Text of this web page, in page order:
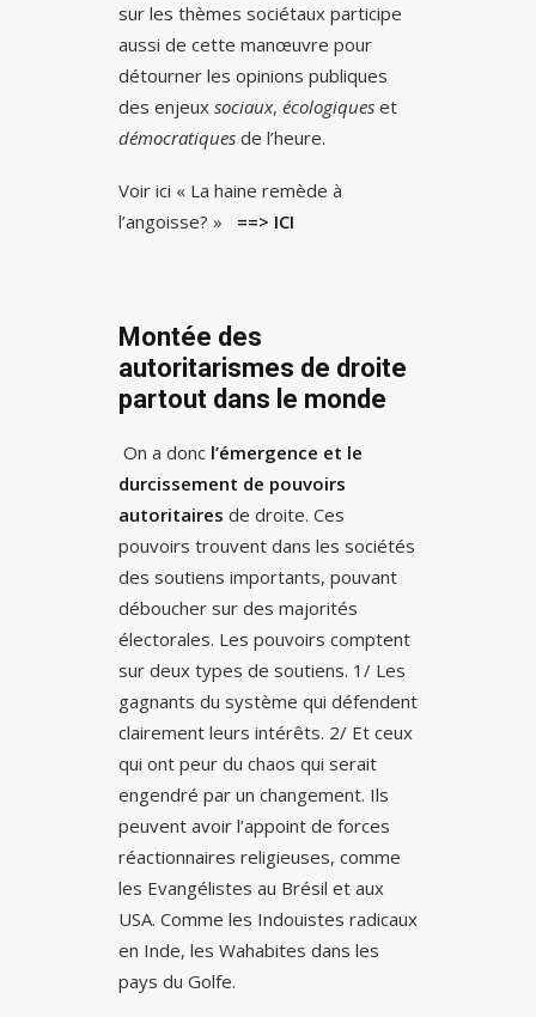
sur les thèmes sociétaux participe
aussi de cette manœuvre pour
détourner les opinions publiques
des enjeux sociaux, écologiques et
démocratiques de l’heure.
Voir ici « La haine remède à
l’angoisse? » ==> ICI
Montée des
autoritarismes de droite
partout dans le monde
On a donc l’émergence et le
durcissement de pouvoirs
autoritaires de droite. Ces
pouvoirs trouvent dans les sociétés
des soutiens importants, pouvant
déboucher sur des majorités
électorales. Les pouvoirs comptent
sur deux types de soutiens. 1/ Les
gagnants du système qui défendent
clairement leurs intérêts. 2/ Et ceux
qui ont peur du chaos qui serait
engendré par un changement. Ils
peuvent avoir l’appoint de forces
réactionnaires religieuses, comme
les Evangélistes au Brésil et aux
USA. Comme les Indouistes radicaux
en Inde, les Wahabites dans les
pays du Golfe.